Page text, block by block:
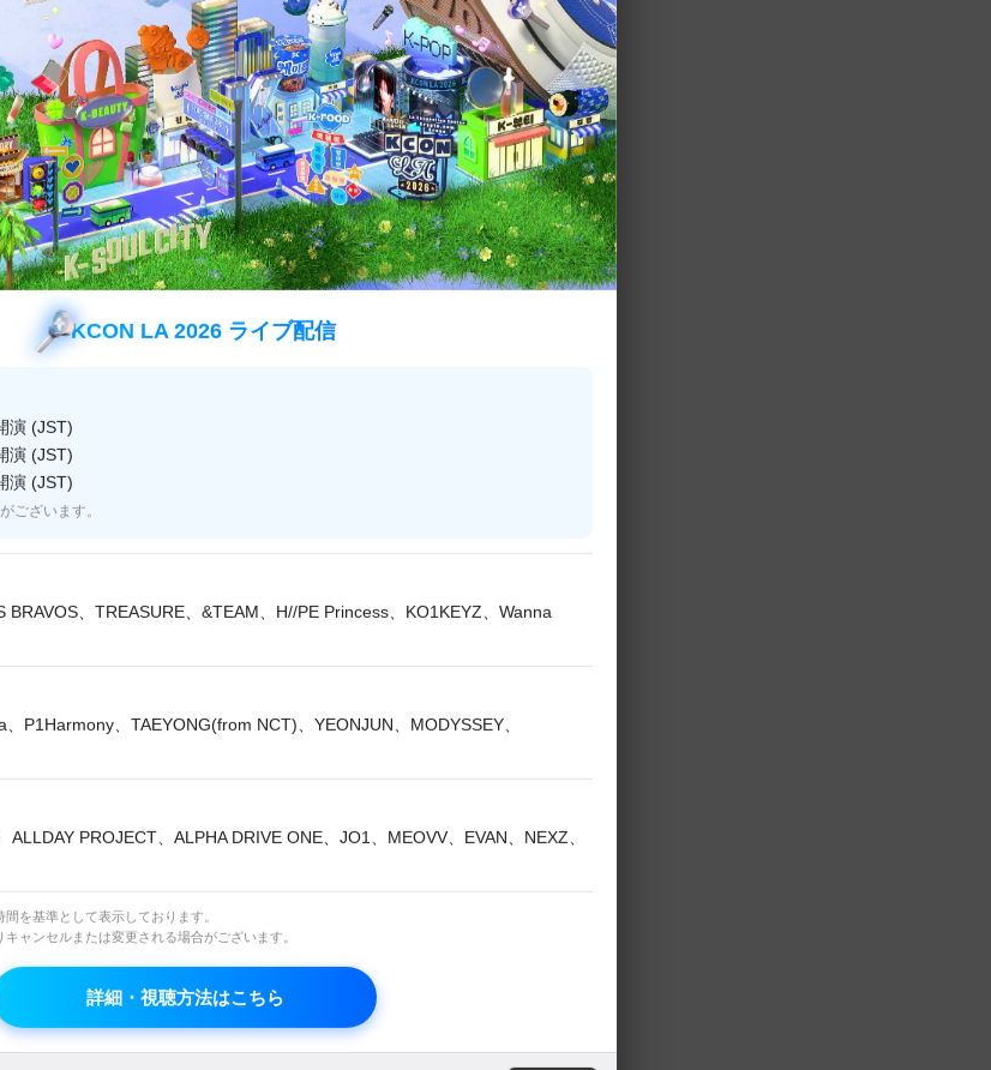
生たちの事前オーディションの様子を大公開！
の実力者はもちろん、
する練習生たちの様子は必見！
務めるペク・クヨン、チェ・ヨンジュンがサプライズ登場し、
」のパフォーマンスが完成するまでのビハインドを大放出！
」をさらに楽しめること間違いなし！お楽しみに！
Smart+の無料会員登録が必須です
KCON LA 2026 ライブ配信
演 (JST)
演 (JST)
演 (JST)
ございます。
BRAVOS、TREASURE、&TEAM、H//PE Princess、KO1KEYZ、Wanna
P1Harmony、TAEYONG(from NCT)、YEONJUN、MODYSSEY、
PROJECT、ALPHA DRIVE ONE、JO1、MEOVV、EVAN、NEXZ、
を基準として表示しております。
ャンセルまたは変更される場合がございます。
詳細・視聴方法はこちら